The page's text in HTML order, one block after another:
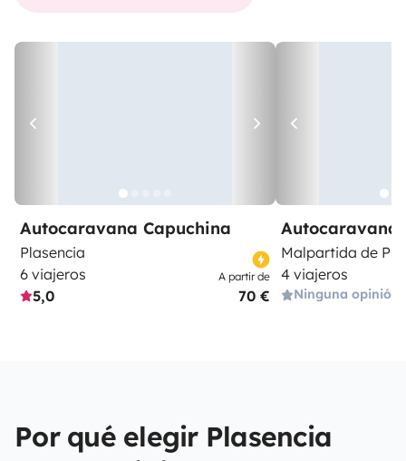
Autocaravana Capuchina
Plasencia
6 viajeros
5,0
A partir de
70 €
Autocaravana
Malpartida de
4 viajeros
Ninguna opinión
Por qué elegir Plasencia